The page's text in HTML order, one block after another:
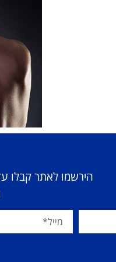
הירשמו לאתר קבלו